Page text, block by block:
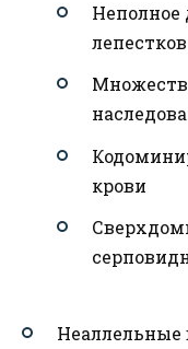
Неполное
лепестков
крови
Неаллельные